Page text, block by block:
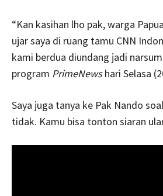
“Kan kasihan lho pak, warga
ujar saya di ruang tamu CNN
kami berdua diundang jadi
program PrimeNewshari Selasa
Saya juga tanya ke Pak Nando
tidak. Kamu bisa tonton siaran